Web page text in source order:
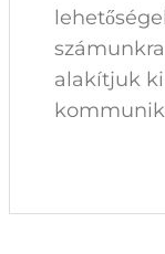
alakítjuk